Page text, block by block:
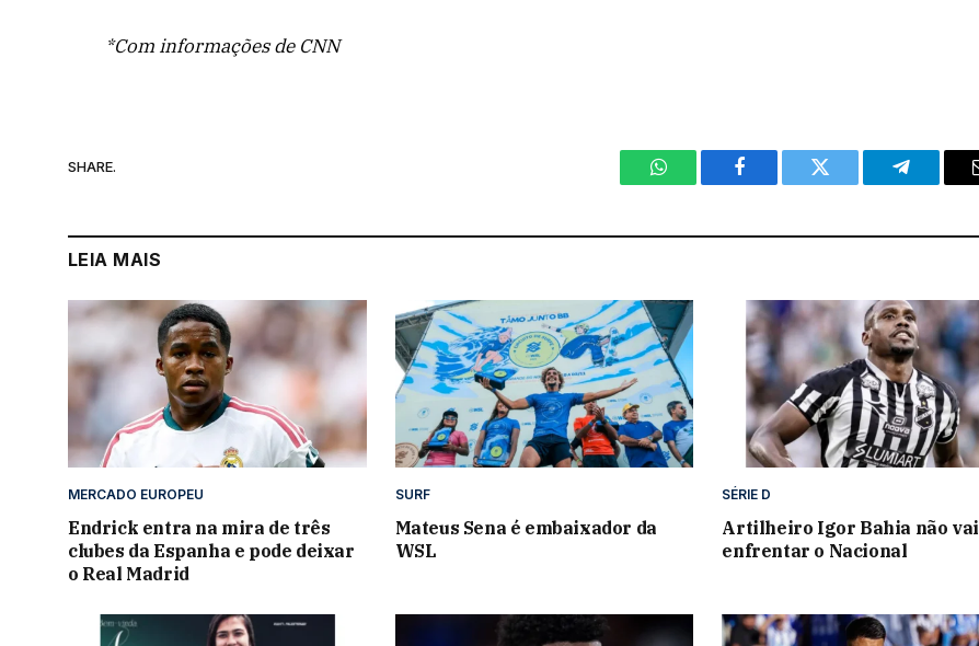
*Com informações de CNN
SHARE.
WhatsAppFacebook Twitter Telegram
LEIA MAIS
MERCADO EUROPEU
Endrick entra na mira de três
clubes da Espanha e pode deixar
o Real Madrid
SURF
Mateus Sena é embaixador da
WSL
SÉRIE D
Artilheiro Igor Bahia não vai
enfrentar o Nacional